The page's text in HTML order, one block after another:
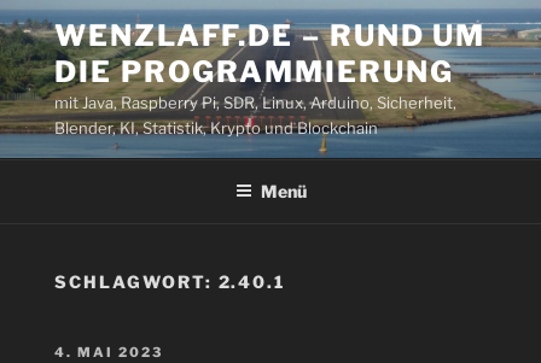
Zum
Inhalt
springen
WENZLAFF.DE – RUND UM
DIE PROGRAMMIERUNG
mit Java, Raspberry Pi, SDR, Linux, Arduino, Sicherheit,
Blender, KI, Statistik, Krypto und Blockchain
Menü
SCHLAGWORT: 2.40.1
VERÖFFENTLICHT
4. MAI 2023